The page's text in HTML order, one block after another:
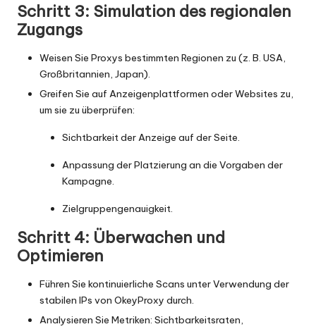
Schritt 3: Simulation des regionalen
Zugangs
Weisen Sie Proxys bestimmten Regionen zu (z. B. USA,
Großbritannien, Japan).
Greifen Sie auf Anzeigenplattformen oder Websites zu,
um sie zu überprüfen:
Sichtbarkeit der Anzeige auf der Seite.
Anpassung der Platzierung an die Vorgaben der
Kampagne.
Zielgruppengenauigkeit.
Schritt 4: Überwachen und
Optimieren
Führen Sie kontinuierliche Scans unter Verwendung der
stabilen IPs von OkeyProxy durch.
Analysieren Sie Metriken: Sichtbarkeitsraten,